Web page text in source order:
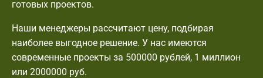
готовых проектов.
Наши менеджеры рассчитают цену, подбирая
наиболее выгодное решение. У нас имеются
современные проекты за 500000 рублей, 1 миллион
или 2000000 руб.